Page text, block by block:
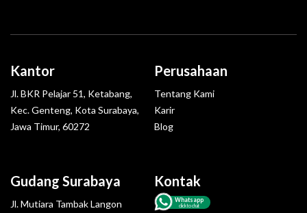
Gudang Surabaya
Jl. Mutiara Tambak Langon
Kantor
Jl. BKR Pelajar 51, Ketabang,
Kec. Genteng, Kota Surabaya,
Jawa Timur, 60272
Kontak
Whatsapp
click to chat
Perusahaan
Tentang Kami
Karir
Blog